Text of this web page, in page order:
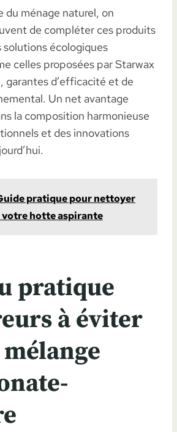
du ménage naturel, on
de compléter ces produits
solutions écologiques
celles proposées par Starwax
garantes d’efficacité et de
Un net avantage
la composition harmonieuse
et des innovations
pratique pour nettoyer
hotte aspirante
pratique
à éviter